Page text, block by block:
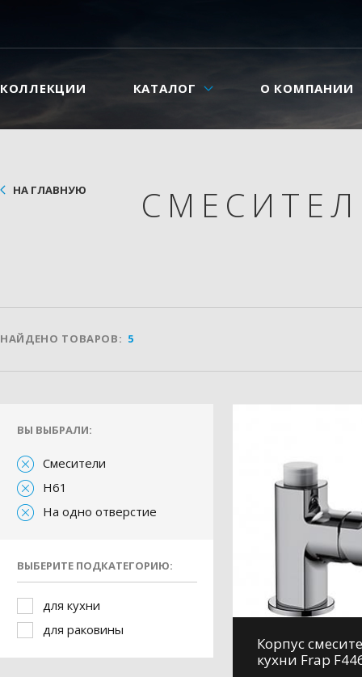
КОЛЛЕКЦИИ КАТАЛОГ О КОМПАНИИ
НА ГЛАВНУЮ
НАЙДЕНО ТОВАРОВ: 5
ВЫ ВЫБРАЛИ:
Смесители
H61
На одно отверстие
ВЫБЕРИТЕ ПОДКАТЕГОРИЮ:
для кухни
для раковины
Корпус
кухни Frap